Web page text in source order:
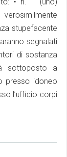
stupefacente
segnalati
di sostanza
sottoposto a
presso idoneo
l’ufficio corpi